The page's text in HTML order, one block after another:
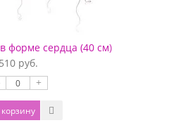
форме сердца (40 см)
510 руб.
+